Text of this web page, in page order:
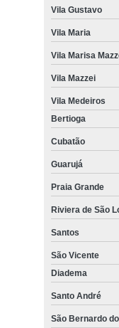
Vila Gustavo
Vila Maria
Vila Marisa
Vila Mazzei
Vila Medeiros
Bertioga
Cubatão
Guarujá
Praia Grande
Riviera de São
Santos
São Vicente
Diadema
Santo André
São Bernardo